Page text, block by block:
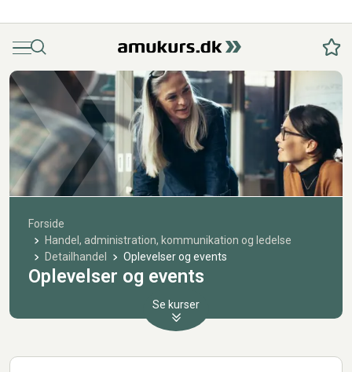
MenuSøg
Forside
Handel, administration, kommunikation og ledelse
Detailhandel
Oplevelser og events
Oplevelser og events
Se kurser